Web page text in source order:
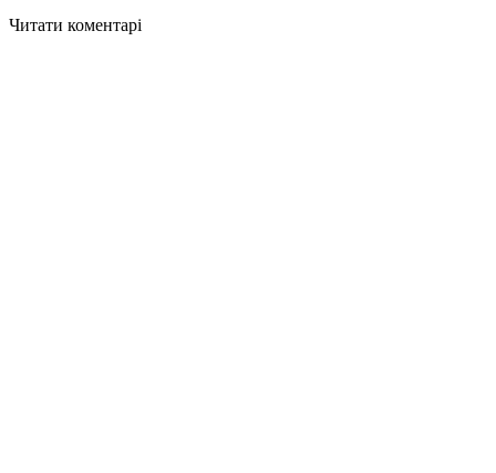
Читати коментарі